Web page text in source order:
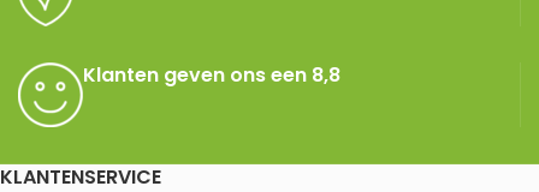
Klanten geven ons een 8,8
KLANTENSERVICE